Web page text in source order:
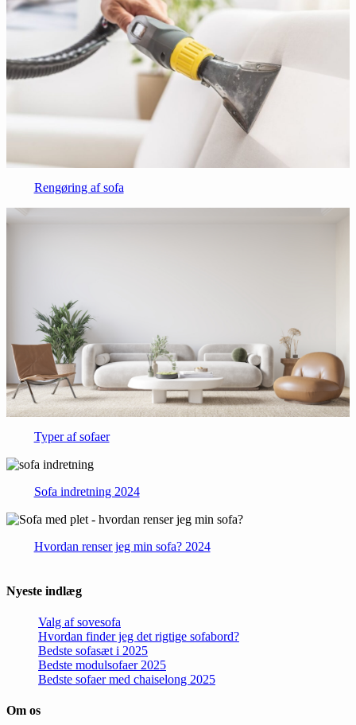
Rengøring af sofa
Typer af sofaer
Sofa indretning 2024
Hvordan renser jeg min sofa? 2024
Nyeste indlæg
Valg af sovesofa
Hvordan finder jeg det rigtige sofabord?
Bedste sofasæt i 2025
Bedste modulsofaer 2025
Bedste sofaer med chaiselong 2025
Om os